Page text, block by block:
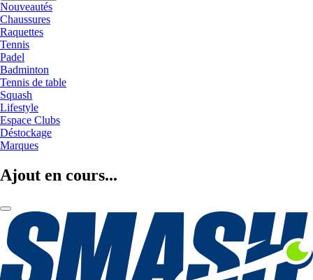
Nouveautés
Chaussures
Raquettes
Tennis
Padel
Badminton
Tennis de table
Squash
Lifestyle
Espace Clubs
Déstockage
Marques
Ajout en cours...